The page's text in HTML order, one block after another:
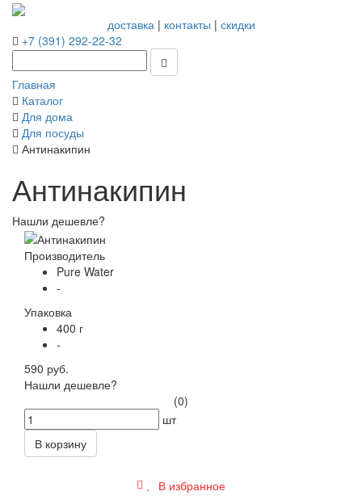
доставка| контакты | скидки
+7 (391) 292-22-32
Главная
Каталог
Для дома
Для посуды
Антинакипин
Антинакипин
Нашли дешевле?
Производитель
Pure Water
-
Упаковка
400 г
-
590 руб.
Нашли дешевле?
(0)
шт
В корзину
В избранное